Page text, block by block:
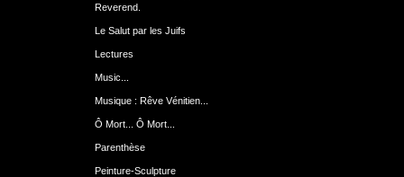
Reverend.
Le Salut par les Juifs
Lectures
Music...
Musique : Rêve Vénitien...
Ô Mort... Ô Mort...
Parenthèse
Peinture-Sculpture